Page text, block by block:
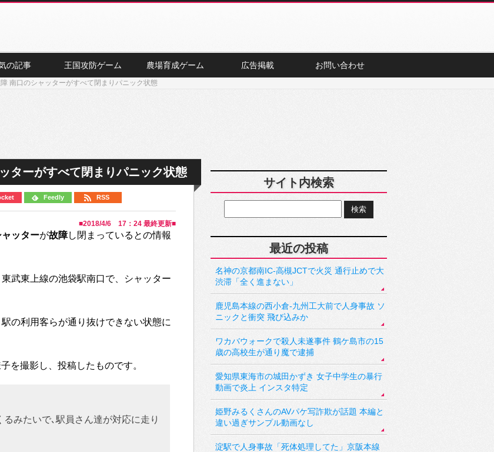
の記事 王国攻防ゲーム 農場育成ゲーム 広告掲載 お問い合わせ
南口のシャッターがすべて閉まりパニック状態
ターがすべて閉まりパニック状態
Feedly RSS
■2018/4/6 17：24 最終更新■
ャッターが故障し閉まっているとの情報
武東上線の池袋駅南口で、シャッター
の利用客らが通り抜けできない状態に
を撮影し、投稿したものです。
みたいで､駅員さん達が対応に走り
サイト内検索
最近の投稿
名神の京都南IC-高槻JCTで火災 通行止めで大
渋滞「全く進まない」
鹿児島本線の西小倉-九州工大前で人身事故 ソ
ニックと衝突 飛び込みか
ワカバウォークで殺人未遂事件 鶴ケ島市の15
歳の高校生が通り魔で逮捕
愛知県東海市の城田かずき 女子中学生の暴行
動画で炎上 インスタ特定
姫野みるくさんのAVパケ写詐欺が話題 本編と
違い過ぎサンプル動画なし
淀駅で人身事故「死体処理してた」京阪本線